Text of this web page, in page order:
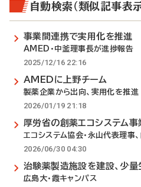
自動検索（類似記事表示
事業間連携で実用化を推進
AMED・中釜理事長が進捗報告
2025/12/16 22:16
AMEDに上野チーム
製薬企業から出向、実用化を推進
2026/01/19 21:18
厚労省の創薬エコシステム事
エコシステム協会・永山代表理事
2026/06/30 04:30
治験薬製造施設を建設、少
広島大・霞キャンパス